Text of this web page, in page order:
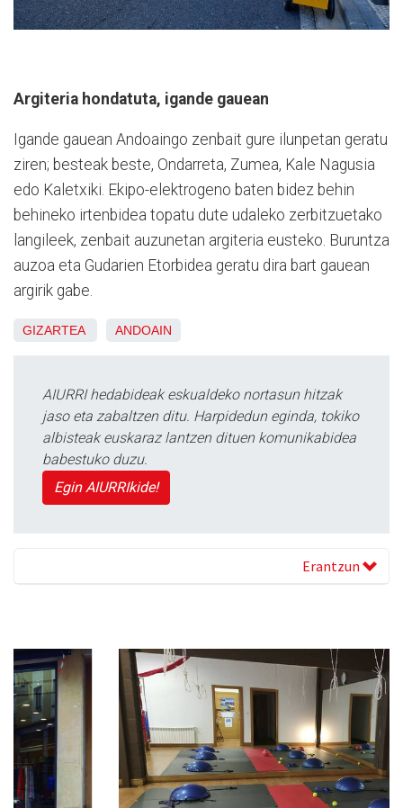
Argiteria hondatuta, igande gauean
Igande gauean Andoaingo zenbait gure ilunpetan geratu
ziren; besteak beste, Ondarreta, Zumea, Kale Nagusia
edo Kaletxiki. Ekipo-elektrogeno baten bidez behin
behineko irtenbidea topatu dute udaleko zerbitzuetako
langileek, zenbait auzunetan argiteria eusteko. Buruntza
auzoa eta Gudarien Etorbidea geratu dira bart gauean
argirik gabe.
GIZARTEA ANDOAIN
AIURRI hedabideak eskualdeko nortasun hitzak
jaso eta zabaltzen ditu. Harpidedun eginda, tokiko
albisteak euskaraz lantzen dituen komunikabidea
babestuko duzu.
Egin AIURRIkide!
Erantzun